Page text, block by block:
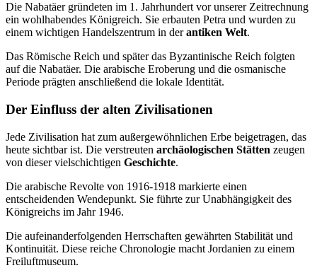
Die Nabatäer gründeten im 1. Jahrhundert vor unserer Zeitrechnung
ein wohlhabendes Königreich. Sie erbauten Petra und wurden zu
einem wichtigen Handelszentrum in derantiken Welt.
Das Römische Reich und später das Byzantinische Reich folgten
auf die Nabatäer. Die arabische Eroberung und die osmanische
Periode prägten anschließend die lokale Identität.
Der Einfluss der alten Zivilisationen
Jede Zivilisation hat zum außergewöhnlichen Erbe beigetragen, das
heute sichtbar ist. Die verstreuten archäologischen Stätten zeugen
von dieser vielschichtigen Geschichte.
Die arabische Revolte von 1916-1918 markierte einen
entscheidenden Wendepunkt. Sie führte zur Unabhängigkeit des
Königreichs im Jahr 1946.
Die aufeinanderfolgenden Herrschaften gewährten Stabilität und
Kontinuität. Diese reiche Chronologie macht Jordanien zu einem
Freiluftmuseum.